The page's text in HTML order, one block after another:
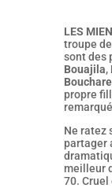
LES
troupe
sont des
Bouajila,
propre
Ne ratez
partager
meilleur
70. Cruel